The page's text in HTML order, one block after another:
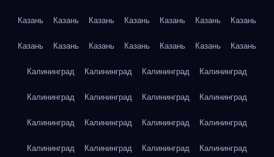
Казань Казань Казань Казань Казань Казань Казань
Казань Казань Казань Казань Казань Казань Казань
Калининград Калининград Калининград Калининград
Калининград Калининград Калининград Калининград
Калининград Калининград Калининград Калининград
Калининград Калининград Калининград Калининград